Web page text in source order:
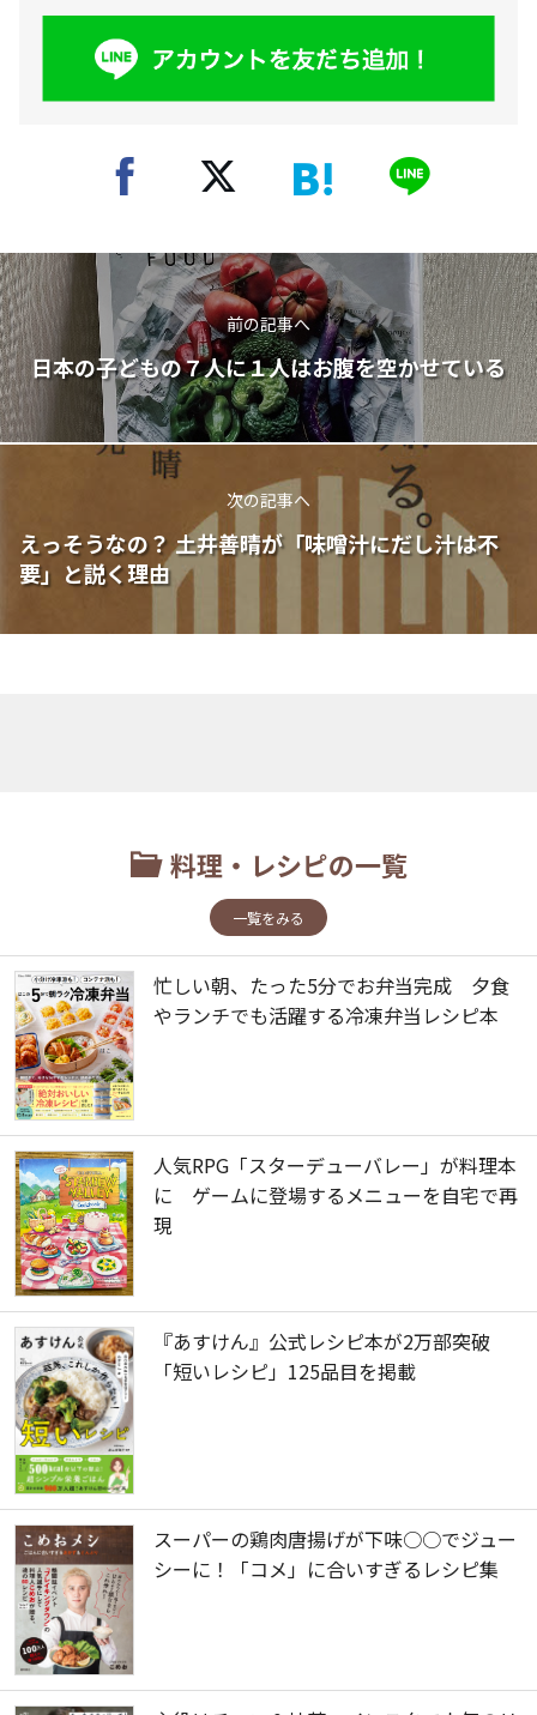
前の記事へ
日本の子どもの７人に１人はお腹を空かせている
次の記事へ
えっそうなの？ 土井善晴が「味噌汁にだし汁は不
要」と説く理由
料理・レシピの一覧
一覧をみる
忙しい朝、たった5分でお弁当完成 夕食
やランチでも活躍する冷凍弁当レシピ本
人気RPG「スターデューバレー」が料理本
に ゲームに登場するメニューを自宅で再
現
『あすけん』公式レシピ本が2万部突破
「短いレシピ」125品目を掲載
スーパーの鶏肉唐揚げが下味○○でジュー
シーに！「コメ」に合いすぎるレシピ集